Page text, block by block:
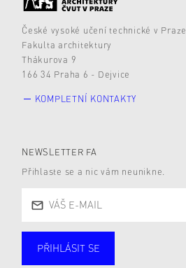
České vysoké učení technické v Praze
Fakulta architektury
Thákurova 9
166 34 Praha 6 - Dejvice
KOMPLETNÍ KONTAKTY
NEWSLETTER FA
Přihlaste se a nic vám neunikne.
PŘIHLÁSIT SE